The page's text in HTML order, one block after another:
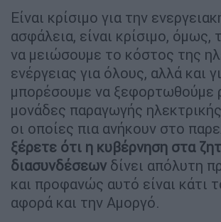
Είναι κρίσιμο για την
ασφάλεια, είναι κρίσιμο, όμως,
να μειώσουμε το κόστος της
ενέργειας για όλους, αλλά και
μπορέσουμε να ξεφορτωθούμε
μονάδες παραγωγής
οι οποίες πια ανήκουν στο
ξέρετε ότι η κυβέρνηση στα
διασυνδέσεων δίνει απόλυτη
και προφανώς αυτό είναι κάτι
αφορά και την Αμοργό.